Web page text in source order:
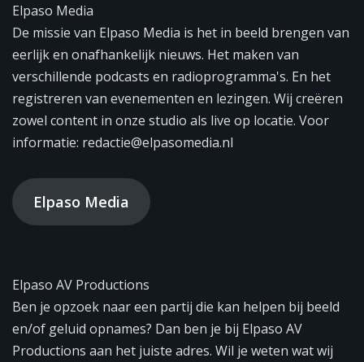
Elpaso Media
De missie van Elpaso Media is het in beeld brengen van
eerlijk en onafhankelijk nieuws. Het maken van
verschillende podcasts en radioprogramma's. En het
registreren van evenementen en lezingen. Wij creëren
zowel content in onze studio als live op locatie. Voor
informatie: redactie@elpasomedia.nl
Elpaso Media
Elpaso AV Productions
Ben je opzoek naar een partij die kan helpen bij beeld
en/of geluid opnames? Dan ben je bij Elpaso AV
Productions aan het juiste adres. Wil je weten wat wij